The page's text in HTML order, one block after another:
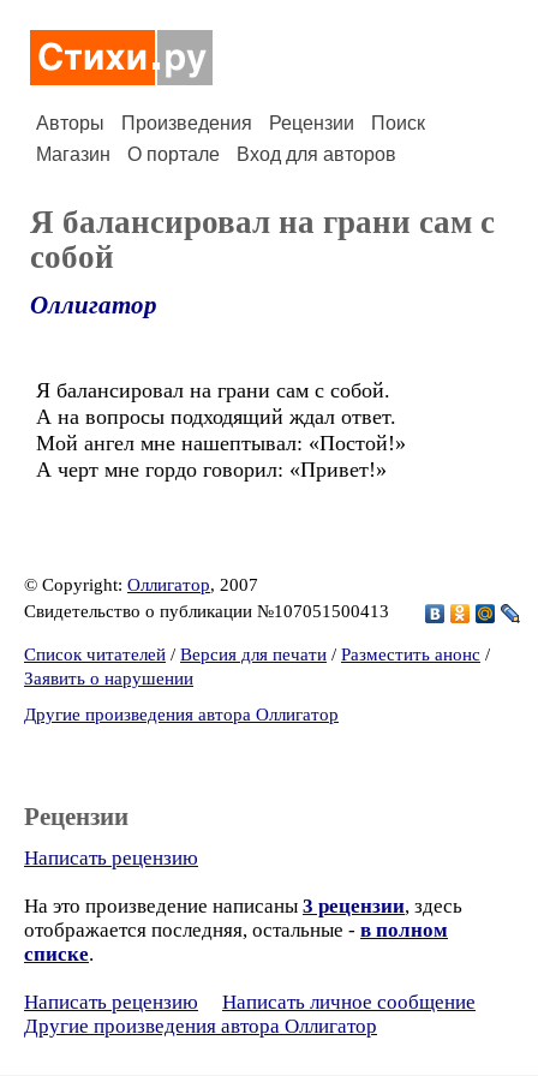
Авторы Произведения Рецензии
Поиск
Магазин
О портале Вход для авторов
Я балансировал на грани сам с
собой
Оллигатор
Я балансировал на грани сам с собой.
А на вопросы подходящий ждал ответ.
Мой ангел мне нашептывал: «Постой!»
А черт мне гордо говорил: «Привет!»
© Copyright: Оллигатор, 2007
Свидетельство о публикации №107051500413
Список читателей / Версия для печати / Разместить анонс /
Заявить о нарушении
Другие произведения автора Оллигатор
Рецензии
Написать рецензию
На это произведение написаны 3 рецензии, здесь
отображается последняя, остальные - в полном
списке.
Написать рецензию
Написать личное сообщение
Другие произведения автора Оллигатор